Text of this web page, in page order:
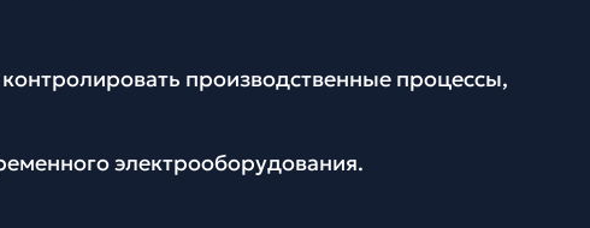
производственные процессы,
электрооборудования.